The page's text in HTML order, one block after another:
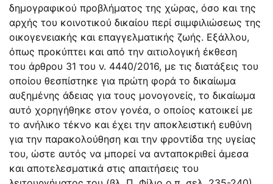
δημογραφικού προβλήματος της χώρας, όσο και της
αρχής του κοινοτικού δικαίου περί σιιμφιλιώσεως της
οικογενειακής και επαγγελματικής ζωής. Εξάλλου,
όπως προκύπτει και από την αιτιολογική έκθεση
του άρθρου 31 του ν. 4440/2016, με τις διατάξεις του
οποίου θεσπίστηκε για πρώτη φορά το δικαίωμα
αυξημένης άδειας για τους μονογονείς, το δικαίωμα
αυτό χορηγήθηκε στον γονέα, ο οποίος κατοικεί με
το ανήλικο τέκνο και έχει την αποκλειστική ευθύνη
για την παρακολούθηση και την φροντίδα της υγείας
του, ώστε αυτός να μπορεί να ανταποκριθεί άμεσα
και αποτελεσματικά στις απαιτήσεις του